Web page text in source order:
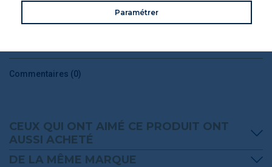
Paramétrer
Commentaires (0)
CEUX QUI ONT AIMÉ CE PRODUIT ONT
AUSSI ACHETÉ
DE LA MÊME MARQUE